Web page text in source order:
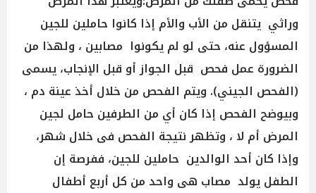
وراثي يتنقل من الأب والأم إذا كانوا حاملين للجين
المسؤول عنه، حتى لو لم يكونوا مصابين ، ولهذا من
الضرورة عمل فحص قبل الجواز أو قبل الإنجاب، يسمى
(الفحص الجيني). ويتم الفحص من خلال أخذ عينة دم ،
وبيوضح الفحص إذا كان أي من الطرفين حامل لجين
المرض أم لا ، وتظهر نتيجة الفحص فى خلال شهر،
وإذا كان أحد الوالدين حاملين للجين، ففرصة إن
الطفل يولد مصاب هى واحد من كل أربع أطفال